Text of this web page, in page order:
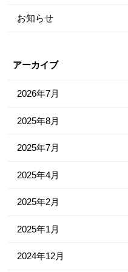
お知らせ
アーカイブ
2026年7月
2025年8月
2025年7月
2025年4月
2025年2月
2025年1月
2024年12月